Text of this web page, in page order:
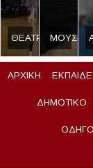
ΘΕΑΤΡΟ ΜΟΥΣΙΚΗ
ΑΡΧΙΚΗ
ΔΗΜΟΤΙΚΟ